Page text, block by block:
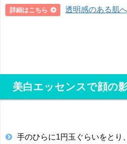
詳細はこちら 透明感のある肌
美白エッセンスで顔の
手のひらに1円玉ぐらいをとり